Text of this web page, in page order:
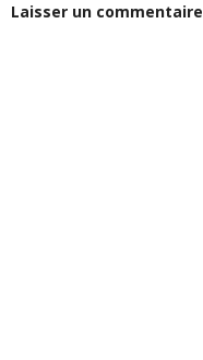
Laisser un commentaire